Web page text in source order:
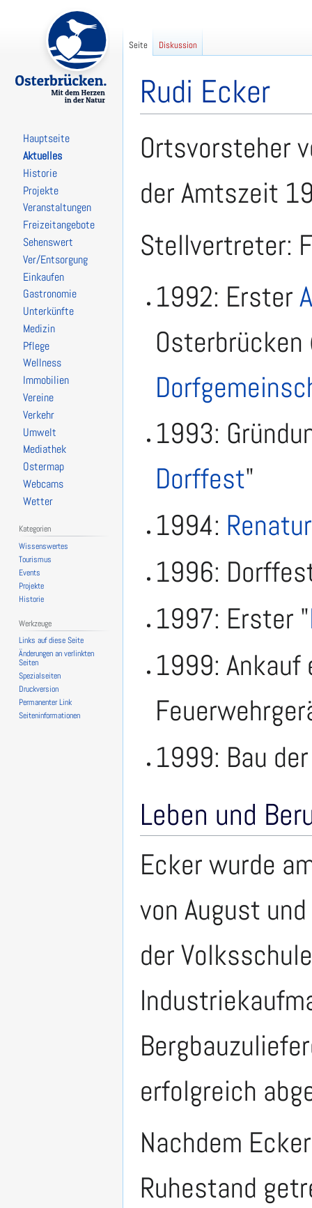
Rudi Ecker
Navigation
Suche
Ortsvorsteher
der Amtszeit
Stellvertreter:
1992: Erster
1993:
Dorffest"
1994:
1996:
1997: Erster "
1999: Ankauf
1999: Bau
Leben und
Ecker wurde
von August
der
erfolgreich
Nachdem
Ruhestand
Seite Diskussion
Hauptseite
Aktuelles
Historie
Projekte
Veranstaltungen
Freizeitangebote
Sehenswert
Ver/Entsorgung
Einkaufen
Gastronomie
Unterkünfte
Medizin
Pflege
Wellness
Immobilien
Vereine
Verkehr
Umwelt
Mediathek
Ostermap
Webcams
Wetter
Kategorien
Wissenswertes
Tourismus
Events
Projekte
Historie
Werkzeuge
Links auf diese Seite
Änderungen an verlinkten
Seiten
Spezialseiten
Druckversion
Permanenter Link
Seiten­­informationen